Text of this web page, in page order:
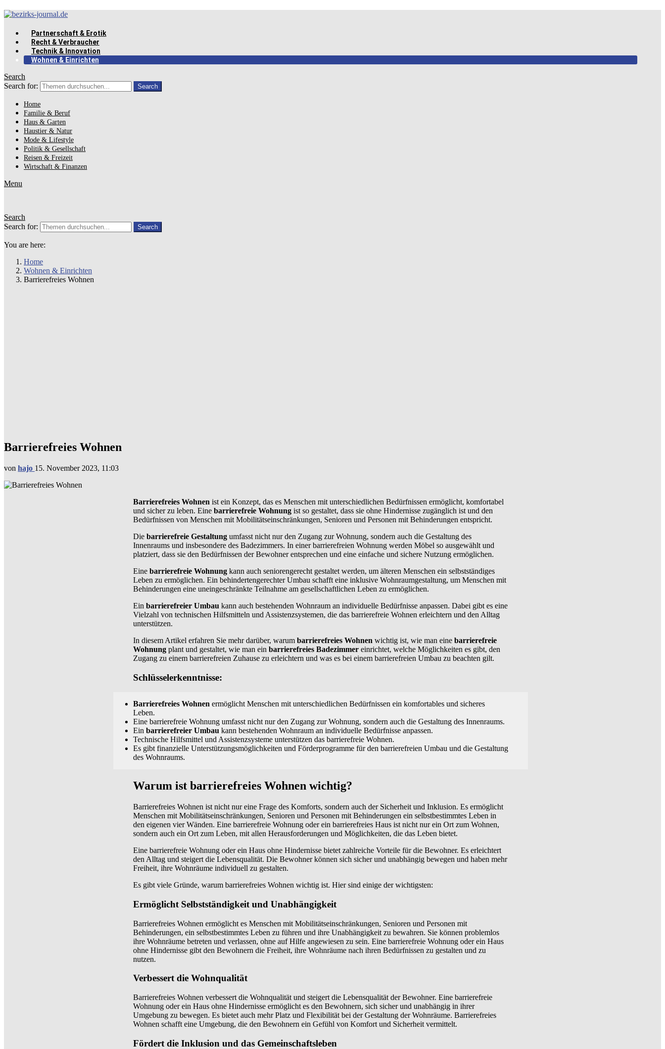
Partnerschaft & Erotik
Recht & Verbraucher
Technik & Innovation
Wohnen & Einrichten
Search
Search for:
Search
Home
Familie & Beruf
Haus & Garten
Haustier & Natur
Mode & Lifestyle
Politik & Gesellschaft
Reisen & Freizeit
Wirtschaft & Finanzen
Menu
Search
Search for:
Search
You are here:
Home
Wohnen & Einrichten
Barrierefreies Wohnen
Barrierefreies Wohnen
von hajo 15. November 2023, 11:03
Barrierefreies Wohnen ist ein Konzept, das es Menschen mit unterschiedlichen Bedürfnissen ermöglicht, komfortabel
und sicher zu leben. Eine barrierefreie Wohnung ist so gestaltet, dass sie ohne Hindernisse zugänglich ist und den
Bedürfnissen von Menschen mit Mobilitätseinschränkungen, Senioren und Personen mit Behinderungen entspricht.
Die barrierefreie Gestaltung umfasst nicht nur den Zugang zur Wohnung, sondern auch die Gestaltung des
Innenraums und insbesondere des Badezimmers. In einer barrierefreien Wohnung werden Möbel so ausgewählt und
platziert, dass sie den Bedürfnissen der Bewohner entsprechen und eine einfache und sichere Nutzung ermöglichen.
Eine barrierefreie Wohnung kann auch seniorengerecht gestaltet werden, um älteren Menschen ein selbstständiges
Leben zu ermöglichen. Ein behindertengerechter Umbau schafft eine inklusive Wohnraumgestaltung, um Menschen mit
Behinderungen eine uneingeschränkte Teilnahme am gesellschaftlichen Leben zu ermöglichen.
Ein barrierefreier Umbau kann auch bestehenden Wohnraum an individuelle Bedürfnisse anpassen. Dabei gibt es eine
Vielzahl von technischen Hilfsmitteln und Assistenzsystemen, die das barrierefreie Wohnen erleichtern und den Alltag
unterstützen.
In diesem Artikel erfahren Sie mehr darüber, warum barrierefreies Wohnen wichtig ist, wie man eine barrierefreie
Wohnung plant und gestaltet, wie man ein barrierefreies Badezimmer einrichtet, welche Möglichkeiten es gibt, den
Zugang zu einem barrierefreien Zuhause zu erleichtern und was es bei einem barrierefreien Umbau zu beachten gilt.
Schlüsselerkenntnisse:
Barrierefreies Wohnen ermöglicht Menschen mit unterschiedlichen Bedürfnissen ein komfortables und sicheres
Leben.
Eine barrierefreie Wohnung umfasst nicht nur den Zugang zur Wohnung, sondern auch die Gestaltung des Innenraums.
Ein barrierefreier Umbau kann bestehenden Wohnraum an individuelle Bedürfnisse anpassen.
Technische Hilfsmittel und Assistenzsysteme unterstützen das barrierefreie Wohnen.
Es gibt finanzielle Unterstützungsmöglichkeiten und Förderprogramme für den barrierefreien Umbau und die Gestaltung
des Wohnraums.
Warum ist barrierefreies Wohnen wichtig?
Barrierefreies Wohnen ist nicht nur eine Frage des Komforts, sondern auch der Sicherheit und Inklusion. Es ermöglicht
Menschen mit Mobilitätseinschränkungen, Senioren und Personen mit Behinderungen ein selbstbestimmtes Leben in
den eigenen vier Wänden. Eine barrierefreie Wohnung oder ein barrierefreies Haus ist nicht nur ein Ort zum Wohnen,
sondern auch ein Ort zum Leben, mit allen Herausforderungen und Möglichkeiten, die das Leben bietet.
Eine barrierefreie Wohnung oder ein Haus ohne Hindernisse bietet zahlreiche Vorteile für die Bewohner. Es erleichtert
den Alltag und steigert die Lebensqualität. Die Bewohner können sich sicher und unabhängig bewegen und haben mehr
Freiheit, ihre Wohnräume individuell zu gestalten.
Es gibt viele Gründe, warum barrierefreies Wohnen wichtig ist. Hier sind einige der wichtigsten:
Ermöglicht Selbstständigkeit und Unabhängigkeit
Barrierefreies Wohnen ermöglicht es Menschen mit Mobilitätseinschränkungen, Senioren und Personen mit
Behinderungen, ein selbstbestimmtes Leben zu führen und ihre Unabhängigkeit zu bewahren. Sie können problemlos
ihre Wohnräume betreten und verlassen, ohne auf Hilfe angewiesen zu sein. Eine barrierefreie Wohnung oder ein Haus
ohne Hindernisse gibt den Bewohnern die Freiheit, ihre Wohnräume nach ihren Bedürfnissen zu gestalten und zu
nutzen.
Verbessert die Wohnqualität
Barrierefreies Wohnen verbessert die Wohnqualität und steigert die Lebensqualität der Bewohner. Eine barrierefreie
Wohnung oder ein Haus ohne Hindernisse ermöglicht es den Bewohnern, sich sicher und unabhängig in ihrer
Umgebung zu bewegen. Es bietet auch mehr Platz und Flexibilität bei der Gestaltung der Wohnräume. Barrierefreies
Wohnen schafft eine Umgebung, die den Bewohnern ein Gefühl von Komfort und Sicherheit vermittelt.
Fördert die Inklusion und das Gemeinschaftsleben